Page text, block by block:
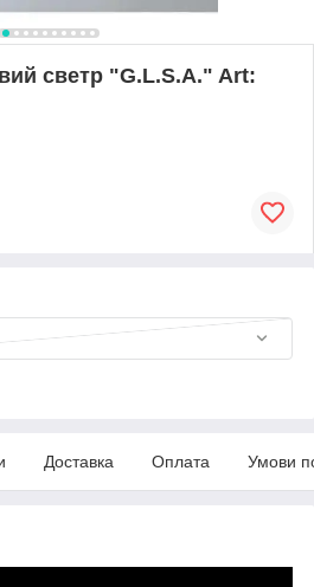
светр "G.L.S.A." Art:
Доставка Оплата Умови